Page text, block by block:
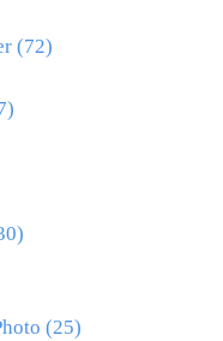
(72)
(25)